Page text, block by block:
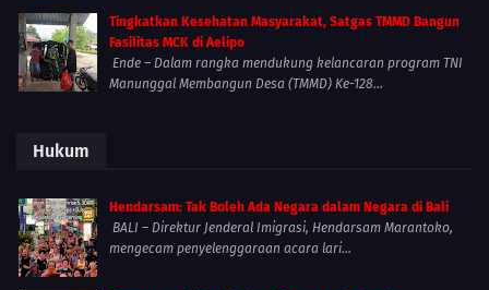
Tingkatkan Kesehatan Masyarakat, Satgas TMMD Bangun
Fasilitas MCK di Aelipo
Ende – Dalam rangka mendukung kelancaran program TNI
Manunggal Membangun Desa (TMMD) Ke-128...
Hukum
Hendarsam: Tak Boleh Ada Negara dalam Negara di Bali
BALI – Direktur Jenderal Imigrasi, Hendarsam Marantoko,
mengecam penyelenggaraan acara lari...